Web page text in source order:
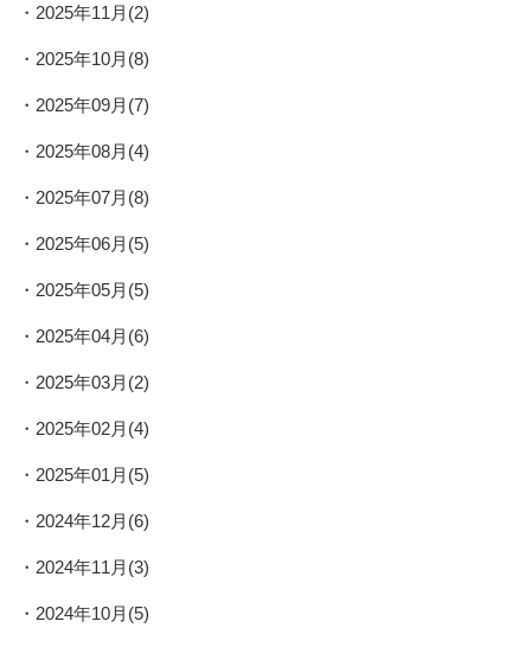
2025年11月(2)
2025年10月(8)
2025年09月(7)
2025年08月(4)
2025年07月(8)
2025年06月(5)
2025年05月(5)
2025年04月(6)
2025年03月(2)
2025年02月(4)
2025年01月(5)
2024年12月(6)
2024年11月(3)
2024年10月(5)